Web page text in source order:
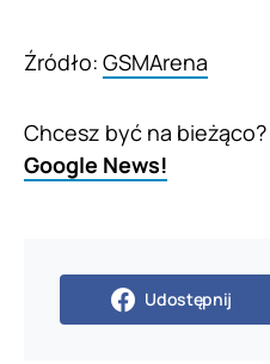
Źródło: GSMArena
Chcesz być na bieżąco?
Google News!
Udostępnij